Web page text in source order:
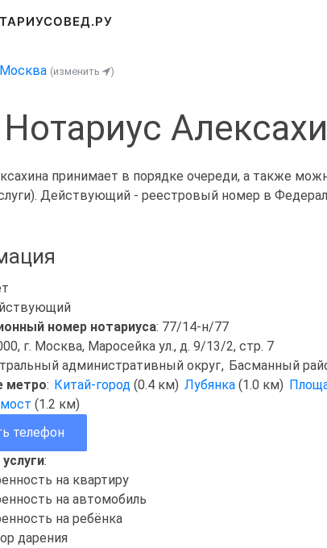
Москва (изменить )
Нотариус
принимает в порядке очереди, а также
Действующий - реестровый номер в
номер нотариуса: 77/14-н/77
г. Москва, Маросейка ул., д. 9/13/2, стр. 7
административный округ, Басманный
метро: Китай-город (0.4 км) Лубянка (1.0 км)
(1.2 км)
телефон
:
на квартиру
на автомобиль
на ребёнка
дарения